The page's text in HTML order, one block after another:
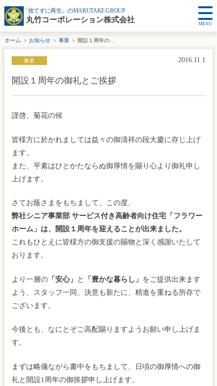
「捨てずに再生」のMARUTAKE GROUP
丸竹コーポレーション株式会社 MENU
ホーム お知らせ 事業
事業 2016.11.1
開設１周年の御礼とご挨拶
謹啓、菊花の候
皆様方に於かれましては益々の御清祥の段大慶に存じ上げ
ます。
また、平素はひとかたならぬ御厚情を賜り心より御礼申し
上げます。
さてお蔭さまをもちまして、この度、
弊社シニア事業部 サービス付き高齢者向け住宅「フラワー
ホーム」は、開設１周年を迎えることが出来ました。
これもひとえに皆様方の御支援の賜物と深く感謝いたして
おります。
より一層の「安心」 と 「豊かな暮らし」
をご提供出来ます
よう、スタッフ一同、決意も新たに、精進を重ねる所存で
ございます。
今後とも、なにとぞご高配賜りますようお願い申し上げま
す。
まずは略儀ながら書中をもちまして、日頃の御厚情への御
礼と開設1周年の御挨拶申し上げます。